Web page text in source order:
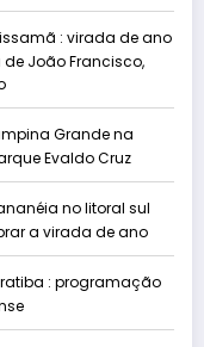
: virada de ano
João Francisco,
Grande na
Evaldo Cruz
no litoral sul
a virada de ano
: programação